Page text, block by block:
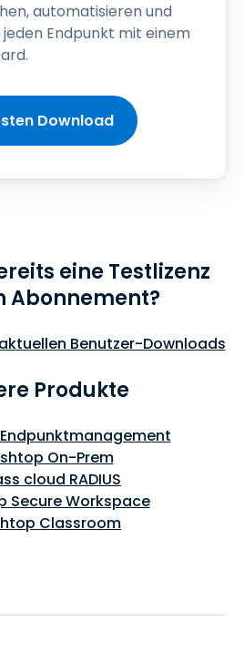
automatisieren und
Endpunkt mit einem
Download
eine Testlizenz
Abonnement?
Benutzer-Downloads
Produkte
On-Prem
cloud RADIUS
Secure Workspace
Classroom